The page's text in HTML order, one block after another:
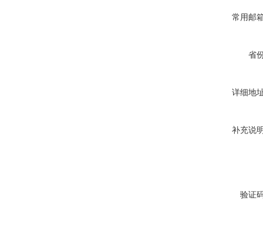
常用邮
省
详细地
补充说
验证